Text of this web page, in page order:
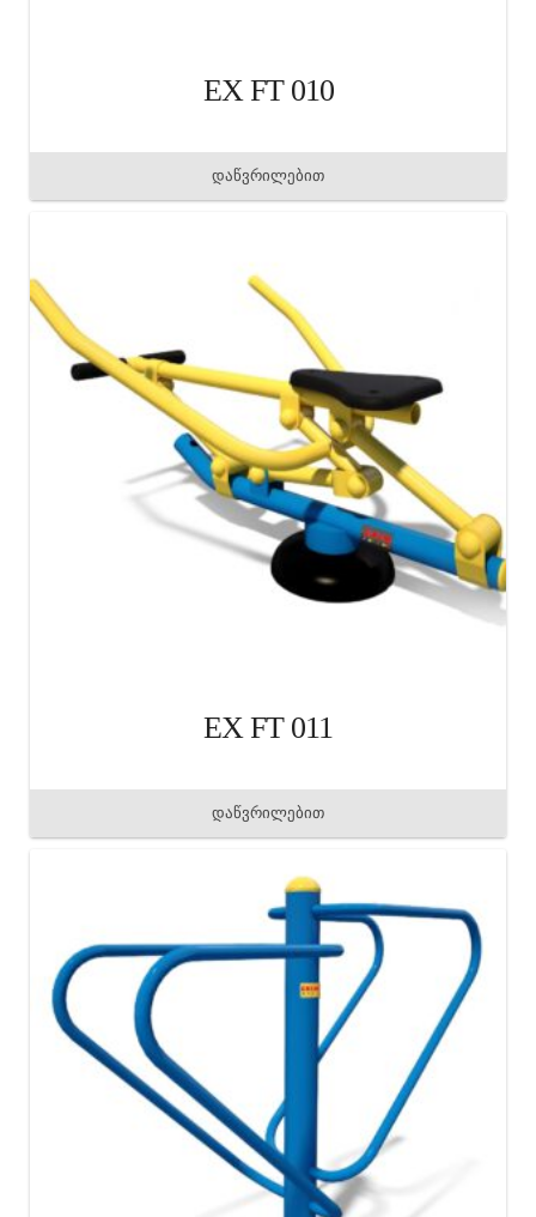
EX FT 010
დაწვრილებით
EX FT 011
დაწვრილებით